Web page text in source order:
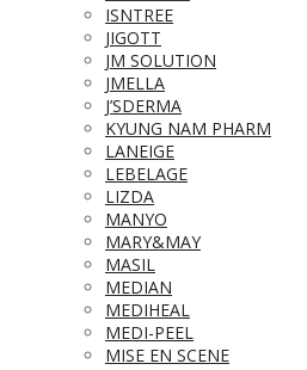
ISNTREE
JIGOTT
JM SOLUTION
JMELLA
J’SDERMA
KYUNG NAM PHARM
LANEIGE
LEBELAGE
LIZDA
MANYO
MARY&MAY
MASIL
MEDIAN
MEDIHEAL
MEDI-PEEL
MISE EN SCENE